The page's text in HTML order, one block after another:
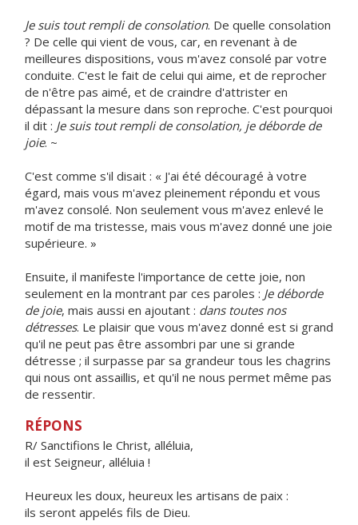
Je suis tout rempli de consolation. De quelle consolation
? De celle qui vient de vous, car, en revenant à de
meilleures dispositions, vous m'avez consolé par votre
conduite. C'est le fait de celui qui aime, et de reprocher
de n'être pas aimé, et de craindre d'attrister en
dépassant la mesure dans son reproche. C'est pourquoi
il dit : Je suis tout rempli de consolation, je déborde de
joie. ~
C'est comme s'il disait : « J'ai été découragé à votre
égard, mais vous m'avez pleinement répondu et vous
m'avez consolé. Non seulement vous m'avez enlevé le
motif de ma tristesse, mais vous m'avez donné une joie
supérieure. »
Ensuite, il manifeste l'importance de cette joie, non
seulement en la montrant par ces paroles : Je déborde
de joie, mais aussi en ajoutant : dans toutes nos
détresses. Le plaisir que vous m'avez donné est si grand
qu'il ne peut pas être assombri par une si grande
détresse ; il surpasse par sa grandeur tous les chagrins
qui nous ont assaillis, et qu'il ne nous permet même pas
de ressentir.
RÉPONS
R/ Sanctifions le Christ, alléluia,
il est Seigneur, alléluia !
Heureux les doux, heureux les artisans de paix :
ils seront appelés fils de Dieu.